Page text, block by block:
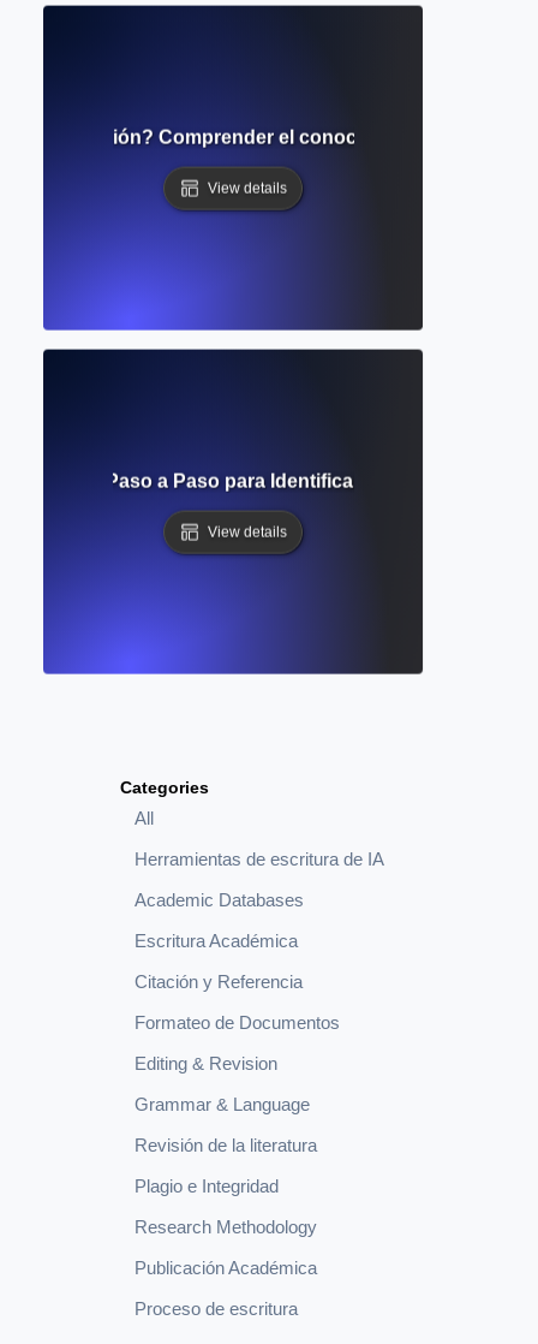
Categories
All
Herramientas de escritura de IA
Academic Databases
Escritura Académica
Citación y Referencia
Formateo de Documentos
Editing & Revision
Grammar & Language
Revisión de la literatura
Plagio e Integridad
Research Methodology
Publicación Académica
Proceso de escritura
investigación? Comprender el conocimiento existente y
View details
Enfoque Paso a Paso para Identificar Patrones en los
View details